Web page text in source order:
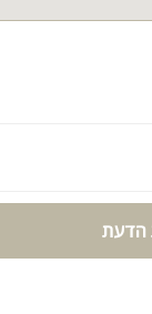
הדעת